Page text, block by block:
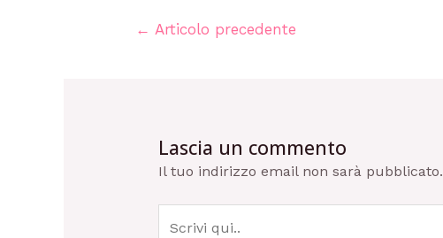
← Articolo precedente
Lascia un commento
Il tuo indirizzo email non sarà pubblicato.